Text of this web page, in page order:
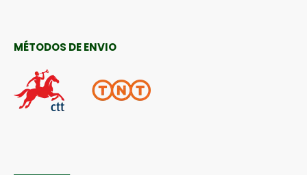
MÉTODOS DE ENVIO